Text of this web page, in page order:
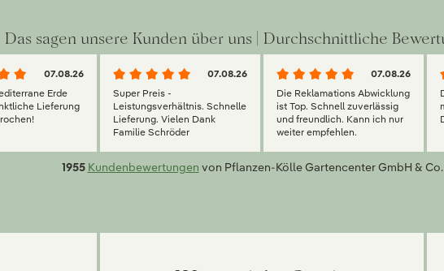
Das sagen unsere Kunden über uns | Durchschnittliche
07.08.26
Erde
Lieferung
07.08.26
Super Preis -
Leistungsverhältnis. Schnelle
Lieferung. Vielen Dank
Familie Schröder
07.08.26
Die Reklamations Abwicklung
ist Top. Schnell zuverlässig
und freundlich. Kann ich nur
weiter empfehlen.
1955 Kundenbewertungen von Pflanzen-Kölle Gartencenter GmbH & Co.